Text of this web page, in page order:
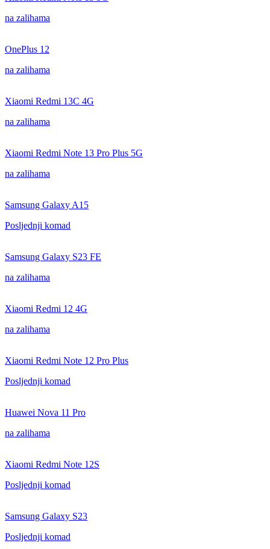
na zalihama
OnePlus 12
na zalihama
Xiaomi Redmi 13C 4G
na zalihama
Xiaomi Redmi Note 13 Pro Plus 5G
na zalihama
Samsung Galaxy A15
Posljednji komad
Samsung Galaxy S23 FE
na zalihama
Xiaomi Redmi 12 4G
na zalihama
Xiaomi Redmi Note 12 Pro Plus
Posljednji komad
Huawei Nova 11 Pro
na zalihama
Xiaomi Redmi Note 12S
Posljednji komad
Samsung Galaxy S23
Posljednji komad